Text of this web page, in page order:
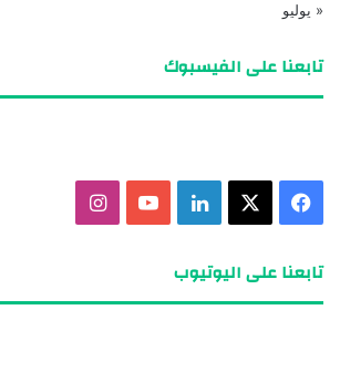
« يوليو
تابعنا على الفيسبوك
تابعنا على اليوتيوب